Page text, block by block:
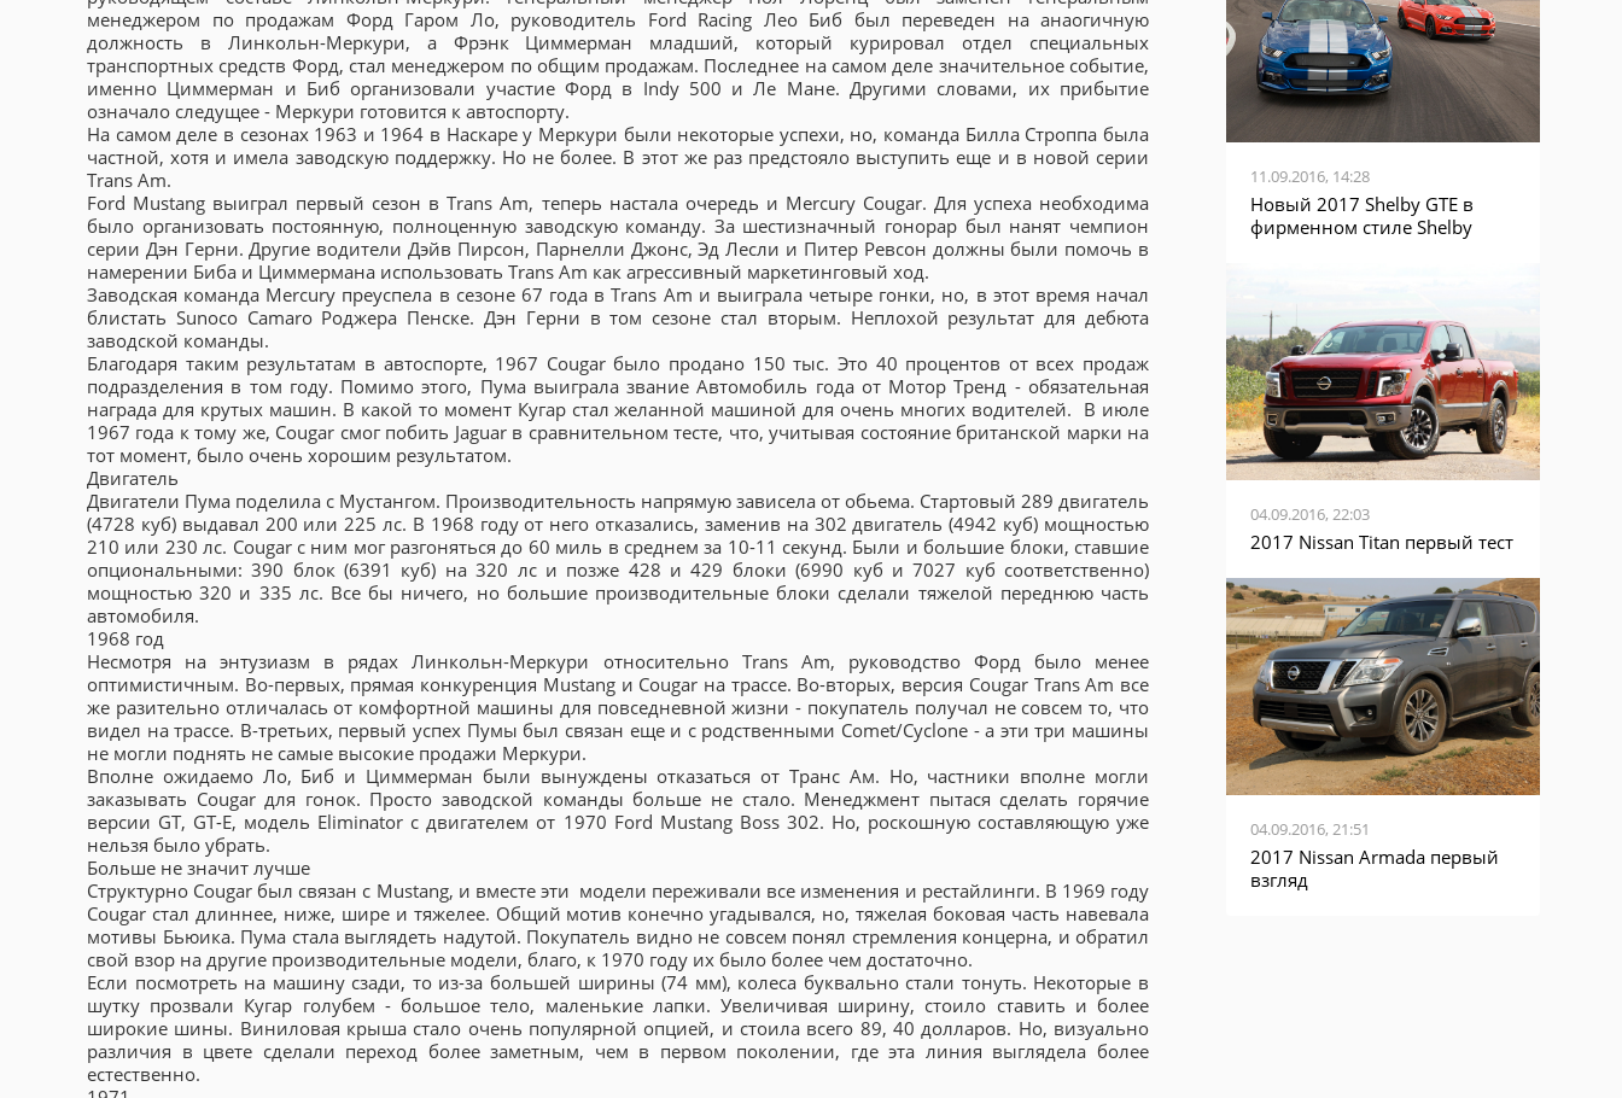
менеджером по продажам Форд Гаром Ло, руководитель Ford Racing Лео Биб был переведен на анаогичную
должность в Линкольн-Меркури, а Фрэнк Циммерман младший, который курировал отдел специальных
транспортных средств Форд, стал менеджером по общим продажам. Последнее на самом деле значительное событие,
именно Циммерман и Биб организовали участие Форд в Indy 500 и Ле Мане. Другими словами, их прибытие
означало следущее - Меркури готовится к автоспорту.
На самом деле в сезонах 1963 и 1964 в Наскаре у Меркури были некоторые успехи, но, команда Билла Строппа была
частной, хотя и имела заводскую поддержку. Но не более. В этот же раз предстояло выступить еще и в новой серии
Trans Am.
Ford Mustang выиграл первый сезон в Trans Am, теперь настала очередь и Mercury Cougar. Для успеха необходима
было организовать постоянную, полноценную заводскую команду. За шестизначный гонорар был нанят чемпион
серии Дэн Герни. Другие водители Дэйв Пирсон, Парнелли Джонс, Эд Лесли и Питер Ревсон должны были помочь в
намерении Биба и Циммермана использовать Trans Am как агрессивный маркетинговый ход.
Заводская команда Mercury преуспела в сезоне 67 года в Trans Am и выиграла четыре гонки, но, в этот время начал
блистать Sunoco Camaro Роджера Пенске. Дэн Герни в том сезоне стал вторым. Неплохой результат для дебюта
заводской команды.
Благодаря таким результатам в автоспорте, 1967 Cougar было продано 150 тыс. Это 40 процентов от всех продаж
подразделения в том году. Помимо этого, Пума выиграла звание Автомобиль года от Мотор Тренд - обязательная
награда для крутых машин. В какой то момент Кугар стал желанной машиной для очень многих водителей. В июле
1967 года к тому же, Cougar смог побить Jaguar в сравнительном тесте, что, учитывая состояние британской марки на
тот момент, было очень хорошим результатом.
Двигатель
Двигатели Пума поделила с Мустангом. Производительность напрямую зависела от обьема. Стартовый 289 двигатель
(4728 куб) выдавал 200 или 225 лс. В 1968 году от него отказались, заменив на 302 двигатель (4942 куб) мощностью
210 или 230 лс. Cougar с ним мог разгоняться до 60 миль в среднем за 10-11 секунд. Были и большие блоки, ставшие
опциональными: 390 блок (6391 куб) на 320 лс и позже 428 и 429 блоки (6990 куб и 7027 куб соответственно)
мощностью 320 и 335 лс. Все бы ничего, но большие производительные блоки сделали тяжелой переднюю часть
автомобиля.
1968 год
Несмотря на энтузиазм в рядах Линкольн-Меркури относительно Trans Am, руководство Форд было менее
оптимистичным. Во-первых, прямая конкуренция Mustang и Cougar на трассе. Во-вторых, версия Cougar Trans Am все
же разительно отличалась от комфортной машины для повседневной жизни - покупатель получал не совсем то, что
видел на трассе. В-третьих, первый успех Пумы был связан еще и с родственными Comet/Cyclone - а эти три машины
не могли поднять не самые высокие продажи Меркури.
Вполне ожидаемо Ло, Биб и Циммерман были вынуждены отказаться от Транс Ам. Но, частники вполне могли
заказывать Cougar для гонок. Просто заводской команды больше не стало. Менеджмент пытася сделать горячие
версии GT, GT-E, модель Eliminator с двигателем от 1970 Ford Mustang Boss 302. Но, роскошную составляющую уже
нельзя было убрать.
Больше не значит лучше
Структурно Cougar был связан с Mustang, и вместе эти модели переживали все изменения и рестайлинги. В 1969 году
Cougar стал длиннее, ниже, шире и тяжелее. Общий мотив конечно угадывался, но, тяжелая боковая часть навевала
мотивы Бьюика. Пума стала выглядеть надутой. Покупатель видно не совсем понял стремления концерна, и обратил
свой взор на другие производительные модели, благо, к 1970 году их было более чем достаточно.
Если посмотреть на машину сзади, то из-за большей ширины (74 мм), колеса буквально стали тонуть. Некоторые в
шутку прозвали Кугар голубем - большое тело, маленькие лапки. Увеличивая ширину, стоило ставить и более
широкие шины. Виниловая крыша стало очень популярной опцией, и стоила всего 89, 40 долларов. Но, визуально
различия в цвете сделали переход более заметным, чем в первом поколении, где эта линия выглядела более
естественно.
11.09.2016, 14:28
Новый 2017 Shelby GTE в
фирменном стиле Shelby
04.09.2016, 22:03
2017 Nissan Titan первый тест
04.09.2016, 21:51
2017 Nissan Armada первый
взгляд